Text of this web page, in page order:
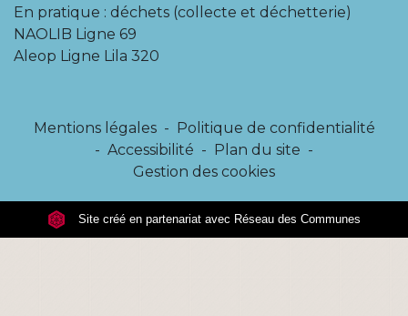
En pratique : déchets (collecte et déchetterie)
NAOLIB Ligne 69
Aleop Ligne Lila 320
Mentions légales - Politique de confidentialité
- Accessibilité - Plan du site -
Gestion des cookies
Site créé en partenariat avec Réseau des Communes